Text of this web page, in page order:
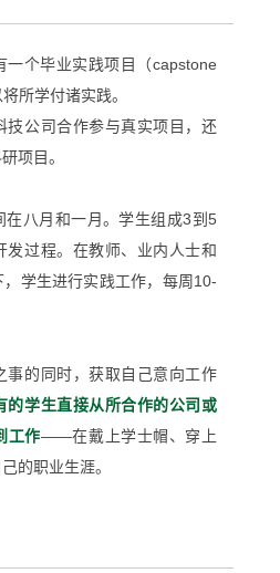
一个毕业实践项目
（capstone
将所学付诸实践。
技公司合作参与真实项目，还
项目。
在八月和一月。学生组成3到5
发过程。在教师、业内人士和
学生进行实践工作，每周10-
事的同时，获取自己意向工作
的学生直接从所合作的公司或
工作——在戴上学士帽、穿上
的职业生涯。